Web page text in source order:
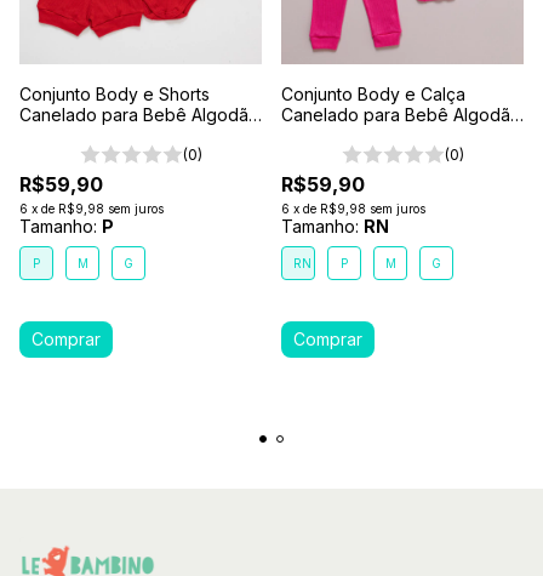
Conjunto Body e Shorts
Canelado para Bebê Algodão
(0)
R$59,90
6 x de R$9,98 sem juros
Tamanho: P
P M G
Conjunto Body e Calça
Canelado para Bebê Algodão
(0)
R$59,90
6 x de R$9,98 sem juros
Tamanho: RN
RN P M G